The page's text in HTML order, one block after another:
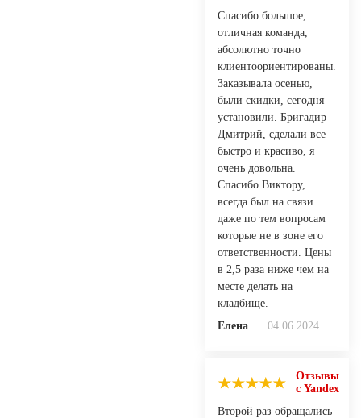
Спасибо большое,
отличная команда,
абсолютно точно
клиентоориентированы.
Заказывала осенью,
были скидки, сегодня
установили. Бригадир
Дмитрий, сделали все
быстро и красиво, я
очень довольна.
Спасибо Виктору,
всегда был на связи
даже по тем вопросам
которые не в зоне его
ответственности. Цены
в 2,5 раза ниже чем на
месте делать на
кладбище.
Елена
04.06.2024
Отзывы
с Yandex
Второй раз обращались